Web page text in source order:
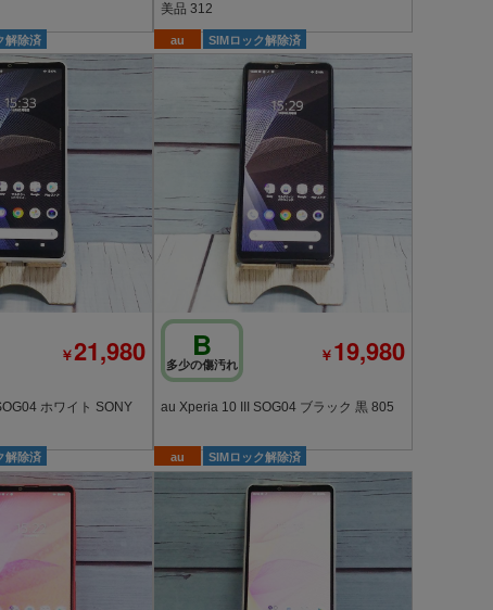
美品 312
解除済
￥21,980
ホワイト SONY
au SIMロック解除済
B
多少の傷汚れ ￥19,980
au Xperia 10 III SOG04 ブラック 黒 805
解除済 au SIMロック解除済